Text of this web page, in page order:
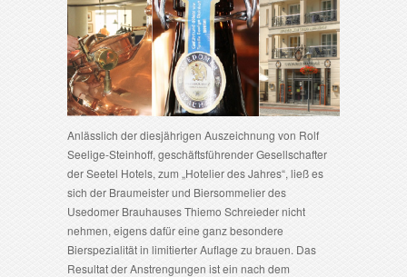
Anlässlich der diesjährigen Auszeichnung von Rolf
Seelige-Steinhoff, geschäftsführender Gesellschafter
der Seetel Hotels, zum „Hotelier des Jahres“, ließ es
sich der Braumeister und Biersommelier des
Usedomer Brauhauses Thiemo Schreieder nicht
nehmen, eigens dafür eine ganz besondere
Bierspezialität in limitierter Auflage zu brauen. Das
Resultat der Anstrengungen ist ein nach dem